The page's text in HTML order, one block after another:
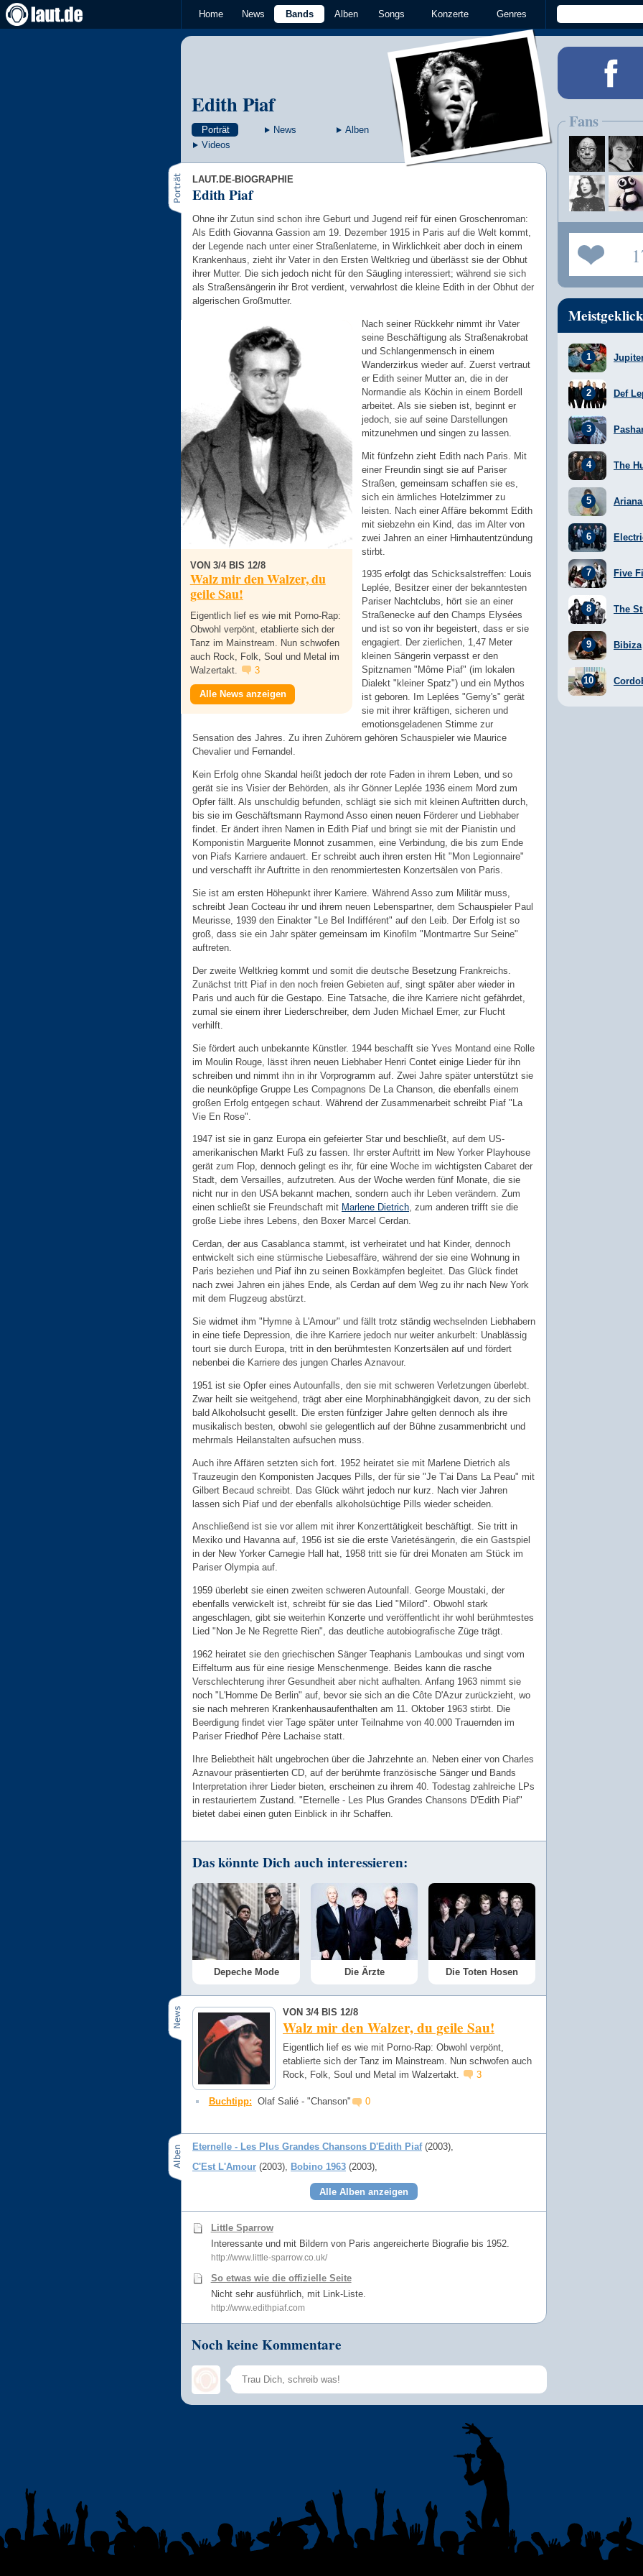
Home News Bands Alben Songs Konzerte Genres
Edith Piaf
Porträt News
Alben
Videos
LAUT.DE-BIOGRAPHIE
Edith Piaf
Ohne ihr Zutun sind schon ihre Geburt und Jugend reif für einen Groschenroman:
Als Edith Giovanna Gassion am 19. Dezember 1915 in Paris auf die Welt kommt,
der Legende nach unter einer Straßenlaterne, in Wirklichkeit aber doch in einem
Krankenhaus, zieht ihr Vater in den Ersten Weltkrieg und überlässt sie der Obhut
ihrer Mutter. Die sich jedoch nicht für den Säugling interessiert; während sie sich
als Straßensängerin ihr Brot verdient, verwahrlost die kleine Edith in der Obhut der
algerischen Großmutter.
VON 3/4 BIS 12/8
Walz mir den Walzer, du
geile Sau!
Eigentlich lief es wie mit Porno-Rap:
Obwohl verpönt, etablierte sich der
Tanz im Mainstream. Nun schwofen
auch Rock, Folk, Soul und Metal im
Walzertakt.
3
Alle News anzeigen
Nach seiner Rückkehr nimmt ihr Vater
seine Beschäftigung als Straßenakrobat
und Schlangenmensch in einem
Wanderzirkus wieder auf. Zuerst vertraut
er Edith seiner Mutter an, die in der
Normandie als Köchin in einem Bordell
arbeitet. Als sie sieben ist, beginnt er
jedoch, sie auf seine Darstellungen
mitzunehmen und singen zu lassen.
Mit fünfzehn zieht Edith nach Paris. Mit
einer Freundin singt sie auf Pariser
Straßen, gemeinsam schaffen sie es,
sich ein ärmliches Hotelzimmer zu
leisten. Nach einer Affäre bekommt Edith
mit siebzehn ein Kind, das im Alter von
zwei Jahren an einer Hirnhautentzündung
stirbt.
1935 erfolgt das Schicksalstreffen: Louis
Leplée, Besitzer einer der bekanntesten
Pariser Nachtclubs, hört sie an einer
Straßenecke auf den Champs Elysées
und ist so von ihr begeistert, dass er sie
engagiert. Der zierlichen, 1,47 Meter
kleinen Sängerin verpasst er den
Spitznamen "Môme Piaf" (im lokalen
Dialekt "kleiner Spatz") und ein Mythos
ist geboren. Im Leplées "Gerny's" gerät
sie mit ihrer kräftigen, sicheren und
emotionsgeladenen Stimme zur
Sensation des Jahres. Zu ihren Zuhörern gehören Schauspieler wie Maurice
Chevalier und Fernandel.
Kein Erfolg ohne Skandal heißt jedoch der rote Faden in ihrem Leben, und so
gerät sie ins Visier der Behörden, als ihr Gönner Leplée 1936 einem Mord zum
Opfer fällt. Als unschuldig befunden, schlägt sie sich mit kleinen Auftritten durch,
bis sie im Geschäftsmann Raymond Asso einen neuen Förderer und Liebhaber
findet. Er ändert ihren Namen in Edith Piaf und bringt sie mit der Pianistin und
Komponistin Marguerite Monnot zusammen, eine Verbindung, die bis zum Ende
von Piafs Karriere andauert. Er schreibt auch ihren ersten Hit "Mon Legionnaire"
und verschafft ihr Auftritte in den renommiertesten Konzertsälen von Paris.
Sie ist am ersten Höhepunkt ihrer Karriere. Während Asso zum Militär muss,
schreibt Jean Cocteau ihr und ihrem neuen Lebenspartner, dem Schauspieler Paul
Meurisse, 1939 den Einakter "Le Bel Indifférent" auf den Leib. Der Erfolg ist so
groß, dass sie ein Jahr später gemeinsam im Kinofilm "Montmartre Sur Seine"
auftreten.
Der zweite Weltkrieg kommt und somit die deutsche Besetzung Frankreichs.
Zunächst tritt Piaf in den noch freien Gebieten auf, singt später aber wieder in
Paris und auch für die Gestapo. Eine Tatsache, die ihre Karriere nicht gefährdet,
zumal sie einem ihrer Liederschreiber, dem Juden Michael Emer, zur Flucht
verhilft.
Sie fördert auch unbekannte Künstler. 1944 beschafft sie Yves Montand eine Rolle
im Moulin Rouge, lässt ihren neuen Liebhaber Henri Contet einige Lieder für ihn
schreiben und nimmt ihn in ihr Vorprogramm auf. Zwei Jahre später unterstützt sie
die neunköpfige Gruppe Les Compagnons De La Chanson, die ebenfalls einem
großen Erfolg entgegen schaut. Während der Zusammenarbeit schreibt Piaf "La
Vie En Rose".
1947 ist sie in ganz Europa ein gefeierter Star und beschließt, auf dem US-
amerikanischen Markt Fuß zu fassen. Ihr erster Auftritt im New Yorker Playhouse
gerät zum Flop, dennoch gelingt es ihr, für eine Woche im wichtigsten Cabaret der
Stadt, dem Versailles, aufzutreten. Aus der Woche werden fünf Monate, die sie
nicht nur in den USA bekannt machen, sondern auch ihr Leben verändern. Zum
einen schließt sie Freundschaft mit Marlene Dietrich, zum anderen trifft sie die
große Liebe ihres Lebens, den Boxer Marcel Cerdan.
Cerdan, der aus Casablanca stammt, ist verheiratet und hat Kinder, dennoch
entwickelt sich eine stürmische Liebesaffäre, während der sie eine Wohnung in
Paris beziehen und Piaf ihn zu seinen Boxkämpfen begleitet. Das Glück findet
nach zwei Jahren ein jähes Ende, als Cerdan auf dem Weg zu ihr nach New York
mit dem Flugzeug abstürzt.
Sie widmet ihm "Hymne à L'Amour" und fällt trotz ständig wechselnden Liebhabern
in eine tiefe Depression, die ihre Karriere jedoch nur weiter ankurbelt: Unablässig
tourt sie durch Europa, tritt in den berühmtesten Konzertsälen auf und fördert
nebenbei die Karriere des jungen Charles Aznavour.
1951 ist sie Opfer eines Autounfalls, den sie mit schweren Verletzungen überlebt.
Zwar heilt sie weitgehend, trägt aber eine Morphinabhängigkeit davon, zu der sich
bald Alkoholsucht gesellt. Die ersten fünfziger Jahre gelten dennoch als ihre
musikalisch besten, obwohl sie gelegentlich auf der Bühne zusammenbricht und
mehrmals Heilanstalten aufsuchen muss.
Auch ihre Affären setzten sich fort. 1952 heiratet sie mit Marlene Dietrich als
Trauzeugin den Komponisten Jacques Pills, der für sie "Je T'ai Dans La Peau" mit
Gilbert Becaud schreibt. Das Glück währt jedoch nur kurz. Nach vier Jahren
lassen sich Piaf und der ebenfalls alkoholsüchtige Pills wieder scheiden.
Anschließend ist sie vor allem mit ihrer Konzerttätigkeit beschäftigt. Sie tritt in
Mexiko und Havanna auf, 1956 ist sie die erste Varietésängerin, die ein Gastspiel
in der New Yorker Carnegie Hall hat, 1958 tritt sie für drei Monaten am Stück im
Pariser Olympia auf.
1959 überlebt sie einen zweiten schweren Autounfall. George Moustaki, der
ebenfalls verwickelt ist, schreibt für sie das Lied "Milord". Obwohl stark
angeschlagen, gibt sie weiterhin Konzerte und veröffentlicht ihr wohl berühmtestes
Lied "Non Je Ne Regrette Rien", das deutliche autobiografische Züge trägt.
1962 heiratet sie den griechischen Sänger Teaphanis Lamboukas und singt vom
Eiffelturm aus für eine riesige Menschenmenge. Beides kann die rasche
Verschlechterung ihrer Gesundheit aber nicht aufhalten. Anfang 1963 nimmt sie
noch "L'Homme De Berlin" auf, bevor sie sich an die Côte D'Azur zurückzieht, wo
sie nach mehreren Krankenhausaufenthalten am 11. Oktober 1963 stirbt. Die
Beerdigung findet vier Tage später unter Teilnahme von 40.000 Trauernden im
Pariser Friedhof Père Lachaise statt.
Ihre Beliebtheit hält ungebrochen über die Jahrzehnte an. Neben einer von Charles
Aznavour präsentierten CD, auf der berühmte französische Sänger und Bands
Interpretation ihrer Lieder bieten, erscheinen zu ihrem 40. Todestag zahlreiche LPs
in restauriertem Zustand. "Eternelle - Les Plus Grandes Chansons D'Edith Piaf"
bietet dabei einen guten Einblick in ihr Schaffen.
Das könnte Dich auch interessieren:
Depeche Mode Die Ärzte Die Toten Hosen
VON 3/4 BIS 12/8
Walz mir den Walzer, du geile Sau!
Eigentlich lief es wie mit Porno-Rap: Obwohl verpönt,
etablierte sich der Tanz im Mainstream. Nun schwofen auch
Rock, Folk, Soul und Metal im Walzertakt.
3
Buchtipp: Olaf Salié - "Chanson" 0
Eternelle - Les Plus Grandes Chansons D'Edith Piaf(2003)
C'Est L'Amour (2003) Bobino 1963 (2003)
Alle Alben anzeigen
Little Sparrow
Interessante und mit Bildern von Paris angereicherte Biografie bis 1952.
http://www.little-sparrow.co.uk/
So etwas wie die offizielle Seite
Nicht sehr ausführlich, mit Link-Liste.
http://www.edithpiaf.com
Noch keine Kommentare
Speichern
Fans
Def
The
Five
The
Bibiza